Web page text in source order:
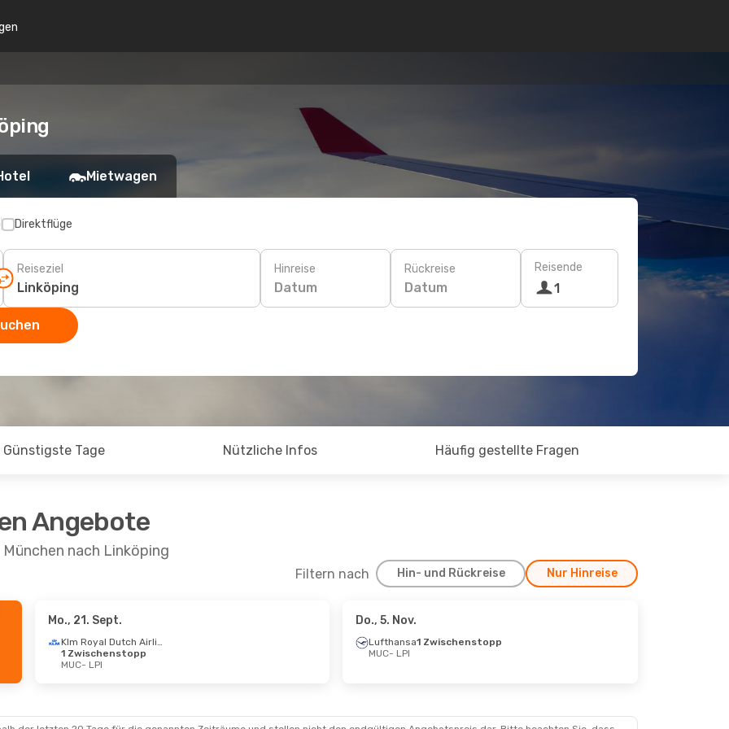
Mietwagen
Direktflüge
Reiseziel Hinreise
Datum
Rückreise
Datum
Reisende
1
Günstigste Tage Nützliche Infos Häufig gestellte Fragen
Angebote
nach Linköping
Filtern nach Hin- und Rückreise Nur Hinreise
Klm Royal Dutch Airlines
- Mi., 30. Sept.
Klm Royal Dutch Airlines
Mo., 21. Sept.
Klm Royal Dutch Airlines
1 Zwischenstopp
MUC- LPI
Do., 5. Nov.
Lufthansa1 Zwischenstopp
MUC- LPI